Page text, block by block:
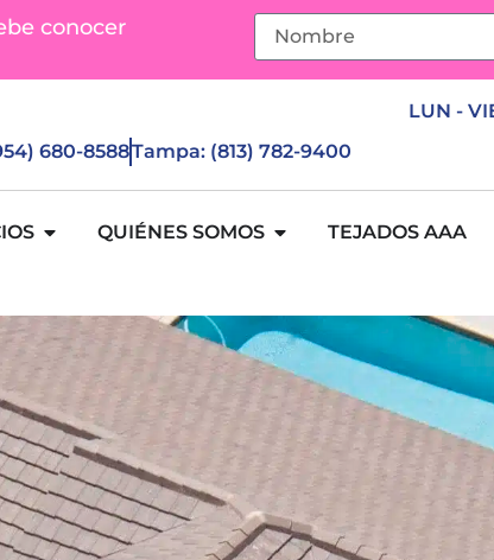
conocer
LUN -
680-8588Tampa: (813) 782-9400
QUIÉNES SOMOS TEJADOS AAA